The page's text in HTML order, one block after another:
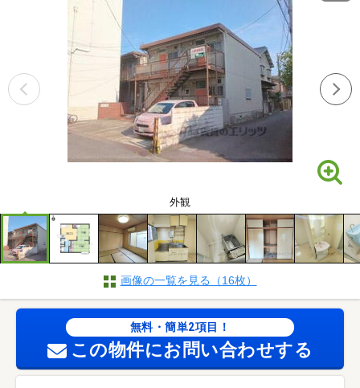
外観
画像の一覧を見る（16枚）
無料・簡単2項目！
この物件にお問い合わせする